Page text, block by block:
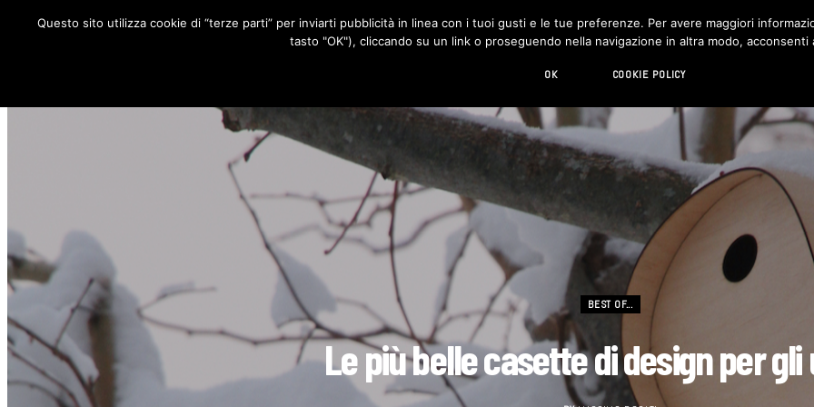
RUBRICHE DESIGN LIVING HI-TECH CHI SIAMO
BEST OF...
Le più belle casette di design per
Questo sito utilizza cookie di “terze parti” per inviarti pubblicità in linea con i tuoi gusti e le tue preferenze. Per avere maggiori
tasto "OK"), cliccando su un link o proseguendo nella navigazione in altra modo, acconsenti
OK COOKIE POLICY